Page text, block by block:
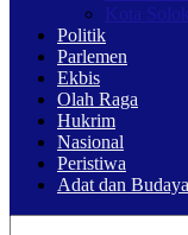
Kota Solok
Politik
Parlemen
Ekbis
Olah Raga
Hukrim
Nasional
Peristiwa
Adat dan Budaya